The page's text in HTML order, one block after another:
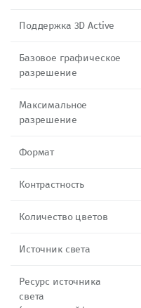
Поддержка 3D Active
Базовое графическое
разрешение
Максимальное
разрешение
Формат
Контрастность
Количество цветов
Источник света
Ресурс источника
света